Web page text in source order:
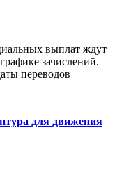
выплат ждут
зачислений.
переводов
для движения